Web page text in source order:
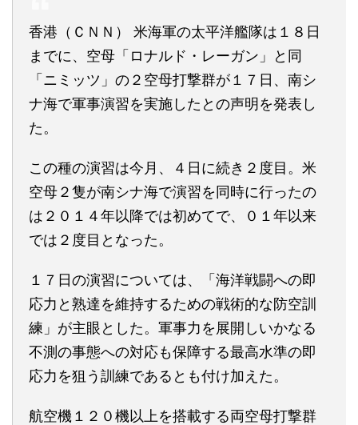
香港（ＣＮＮ） 米海軍の太平洋艦隊は１８日
までに、空母「ロナルド・レーガン」と同
「ニミッツ」の２空母打撃群が１７日、南シ
ナ海で軍事演習を実施したとの声明を発表し
た。
この種の演習は今月、４日に続き２度目。米
空母２隻が南シナ海で演習を同時に行ったの
は２０１４年以降では初めてで、０１年以来
では２度目となった。
１７日の演習については、「海洋戦闘への即
応力と熟達を維持するための戦術的な防空訓
練」が主眼とした。軍事力を展開しいかなる
不測の事態への対応も保障する最高水準の即
応力を狙う訓練であるとも付け加えた。
航空機１２０機以上を搭載する両空母打撃群